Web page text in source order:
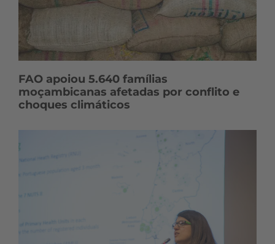
FAO apoiou 5.640 famílias
moçambicanas afetadas por conflito e
choques climáticos